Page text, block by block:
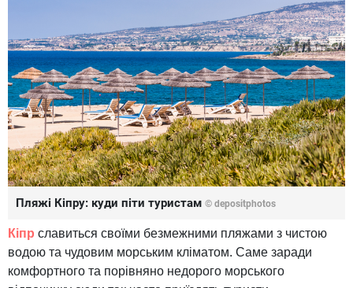
Пляжі Кіпру: куди піти туристам © depositphotos
Кіпр славиться своїми безмежними пляжами з чистою
водою та чудовим морським кліматом. Саме заради
комфортного та порівняно недорого морського